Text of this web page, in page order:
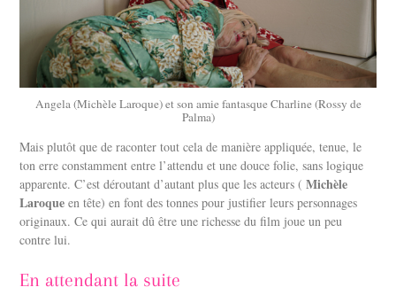
Angela (Michèle Laroque) et son amie fantasque Charline (Rossy de
Palma)
Mais plutôt que de raconter tout cela de manière appliquée, tenue, le
ton erre constamment entre l’attendu et une douce folie, sans logique
apparente. C’est déroutant d’autant plus que les acteurs (Michèle
Laroque en tête) en font des tonnes pour justifier leurs personnages
originaux. Ce qui aurait dû être une richesse du film joue un peu
contre lui.
En attendant la suite